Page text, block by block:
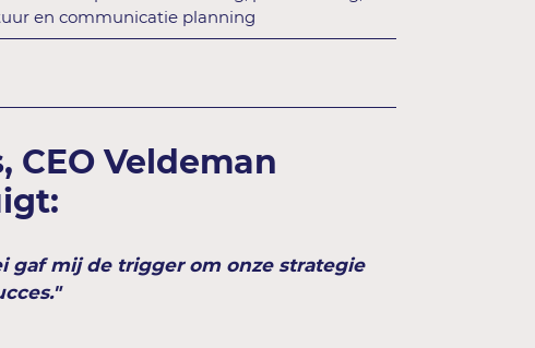
en communicatie planning
CEO Veldeman
gaf mij de trigger om onze strategie